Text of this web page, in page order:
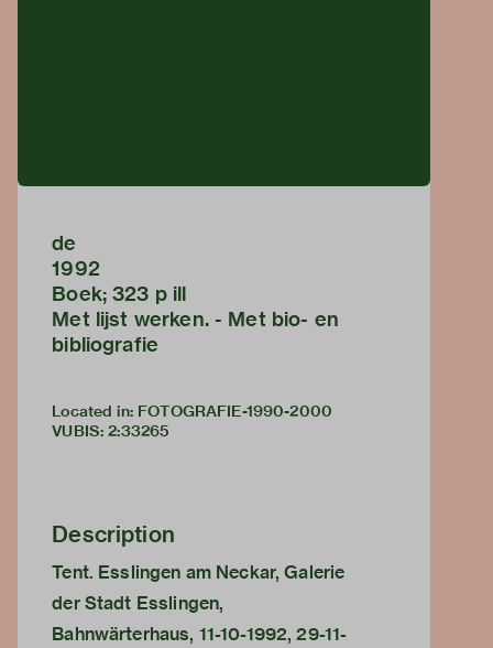
de
1992
Boek; 323 p ill
Met lijst werken. - Met bio- en
bibliografie
Located in: FOTOGRAFIE-1990-2000
VUBIS: 2:33265
Description
Tent. Esslingen am Neckar, Galerie
der Stadt Esslingen,
Bahnwärterhaus, 11-10-1992, 29-11-